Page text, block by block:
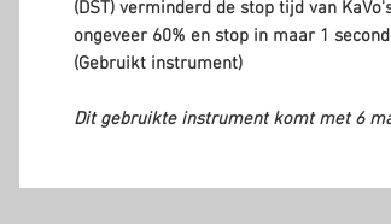
(DST) verminderd de stop tijd van
ongeveer 60% en stop in maar 1
(Gebruikt instrument)
Dit gebruikte instrument komt met 6